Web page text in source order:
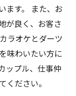
ます。 また、お
が良く、お客さ
ラオケとダーツ
味わいたい方に
ップル、仕事仲
ください。